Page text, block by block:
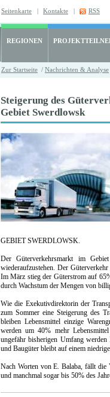
Seitenkarte | Kontakte | RSS
REGIONEN
Zur Startseite / Nachrichten & Analyse
Steigerung des
Gebiet Swerdlowsk
GEBIET SWERDLOWSK.
Der Güterverkehrsmarkt im
wiederaufzustehen. Der
Im März stieg der Güterstrom auf
durch Wachstum der Mengen von
Wie die Exekutivdirektorin der
zum Sommer eine Steigerung des
bleiben Lebensmittel einzige
werden um 40% mehr
ungefähr bisherigen Umfang
und Baugüter bleibt auf einem
Nach Worten von E. Balaba, fällt die
und manchmal sogar bis 50% des